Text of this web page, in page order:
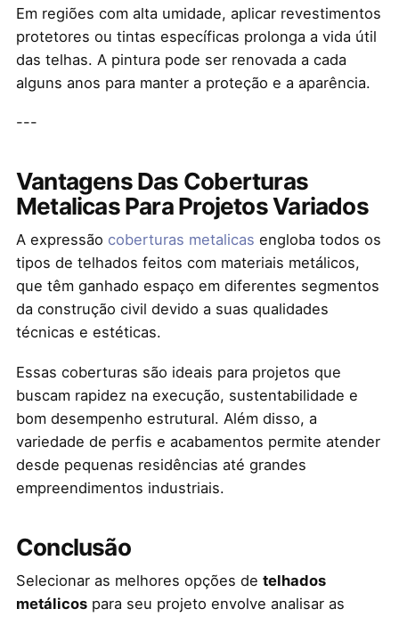
Em regiões com alta umidade, aplicar revestimentos
protetores ou tintas específicas prolonga a vida útil
das telhas. A pintura pode ser renovada a cada
alguns anos para manter a proteção e a aparência.
---
Vantagens Das Coberturas
Metalicas Para Projetos Variados
A expressão coberturas metalicas engloba todos os
tipos de telhados feitos com materiais metálicos,
que têm ganhado espaço em diferentes segmentos
da construção civil devido a suas qualidades
técnicas e estéticas.
Essas coberturas são ideais para projetos que
buscam rapidez na execução, sustentabilidade e
bom desempenho estrutural. Além disso, a
variedade de perfis e acabamentos permite atender
desde pequenas residências até grandes
empreendimentos industriais.
Conclusão
Selecionar as melhores opções de telhados
metálicospara seu projeto envolve analisar as